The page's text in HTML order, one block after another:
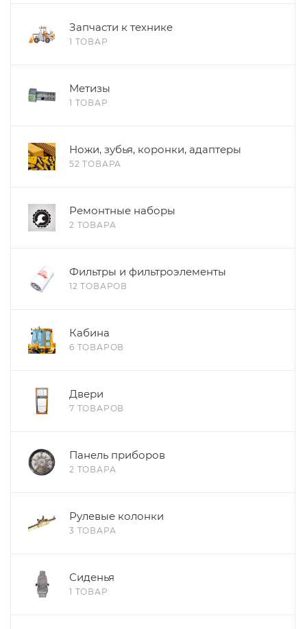
Запчасти к технике
1 ТОВАР
Метизы
1 ТОВАР
Ножи, зубья, коронки, адаптеры
52 ТОВАРА
Ремонтные наборы
2 ТОВАРА
Фильтры и фильтроэлементы
12 ТОВАРОВ
Кабина
6 ТОВАРОВ
Двери
7 ТОВАРОВ
Панель приборов
2 ТОВАРА
Рулевые колонки
3 ТОВАРА
Сиденья
1 ТОВАР